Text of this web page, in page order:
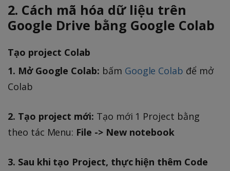
2. Cách mã hóa dữ liệu trên
Google Drive bằng Google Colab
Tạo project Colab
1. Mở Google Colab: bấm Google Colab để mở
Colab
2. Tạo project mới: Tạo mới 1 Project bằng
theo tác Menu: File -> New notebook
3. Sau khi tạo Project, thực hiện thêm Code